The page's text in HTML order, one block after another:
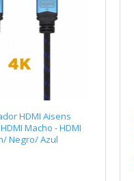
HDMI Aisens
Macho - HDMI
Negro/ Azul